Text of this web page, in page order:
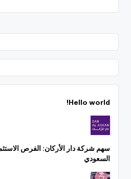
Hello world!
سهم شركة دار الأركان: الفرص
السعودي